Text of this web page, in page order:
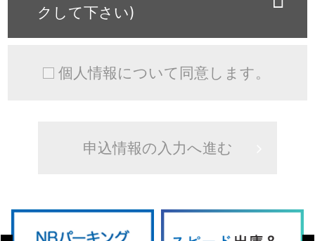
クして下さい)
個人情報について同意します。